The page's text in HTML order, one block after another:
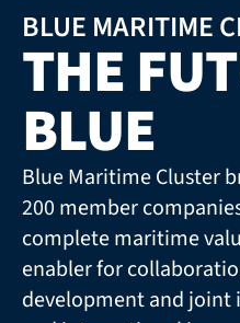
BLUE MARITIME
THE
BLUE
Blue Maritime Cluster
200 member
complete maritime
enabler for
development and